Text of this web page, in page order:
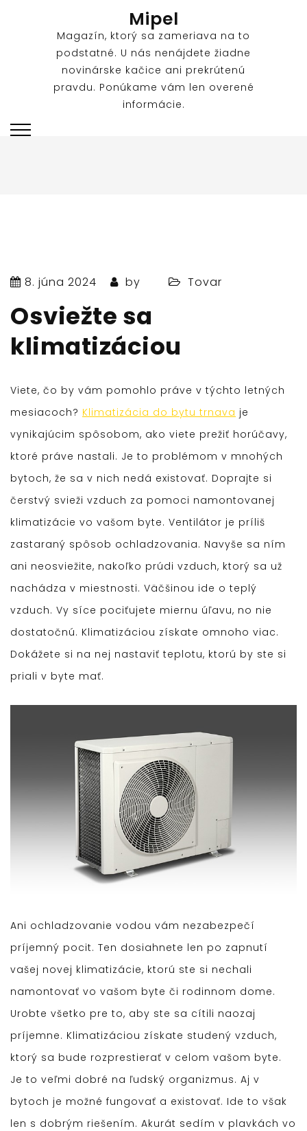
Mipel
Magazín, ktorý sa zameriava na to
podstatné. U nás nenájdete žiadne
novinárske kačice ani prekrútenú
pravdu. Ponúkame vám len overené
informácie.
8. júna 2024 by Tovar
Osviežte sa
klimatizáciou
Viete, čo by vám pomohlo práve v týchto letných
mesiacoch? Klimatizácia do bytu trnava je
vynikajúcim spôsobom, ako viete prežiť horúčavy,
ktoré práve nastali. Je to problémom v mnohých
bytoch, že sa v nich nedá existovať. Doprajte si
čerstvý svieži vzduch za pomoci namontovanej
klimatizácie vo vašom byte. Ventilátor je príliš
zastaraný spôsob ochladzovania. Navyše sa ním
ani neosviežite, nakoľko prúdi vzduch, ktorý sa už
nachádza v miestnosti. Väčšinou ide o teplý
vzduch. Vy síce pociťujete miernu úľavu, no nie
dostatočnú. Klimatizáciou získate omnoho viac.
Dokážete si na nej nastaviť teplotu, ktorú by ste si
priali v byte mať.
Ani ochladzovanie vodou vám nezabezpečí
príjemný pocit. Ten dosiahnete len po zapnutí
vašej novej klimatizácie, ktorú ste si nechali
namontovať vo vašom byte či rodinnom dome.
Urobte všetko pre to, aby ste sa cítili naozaj
príjemne. Klimatizáciou získate studený vzduch,
ktorý sa bude rozprestierať v celom vašom byte.
Je to veľmi dobré na ľudský organizmus. Aj v
bytoch je možné fungovať a existovať. Ide to však
len s dobrým riešením. Akurát sedím v plavkách vo